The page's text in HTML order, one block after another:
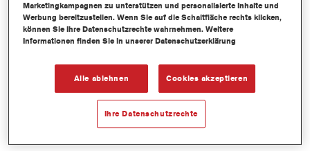
Marketingkampagnen zu unterstützen und personalisierte Inhalte und
Werbung bereitzustellen. Wenn Sie auf die Schaltfläche rechts klicken,
können Sie Ihre Datenschutzrechte wahrnehmen. Weitere
Informationen finden Sie in unserer Datenschutzerklärung
Alle ablehnen Cookies akzeptieren
Ihre Datenschutzrechte